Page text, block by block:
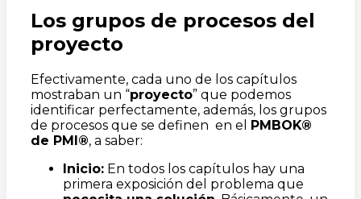
Los grupos de procesos del
proyecto
Efectivamente, cada uno de los capítulos
mostraban un “proyecto” que podemos
identificar perfectamente, además, los grupos
de procesos que se definen en el PMBOK®
de PMI®, a saber:
Inicio: En todos los capítulos hay una
primera exposición del problema que